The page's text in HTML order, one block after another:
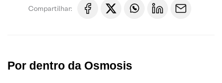
Compartilhar:
Por dentro da Osmosis